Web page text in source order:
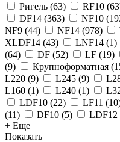
Ригель (63) RF10 (63
DF14 (363) NF10 (
NF9 (44) NF14 (978)
XLDF14 (43) LNF14 (1)
(64) DF (52) LF (19)
(9) Крупноформатная (
L220 (9) L245 (9)
L160 (1) L240 (1)
LDF10 (22) LF11 (10
(11) DF10 (5) LDF12
+ Еще
Показать